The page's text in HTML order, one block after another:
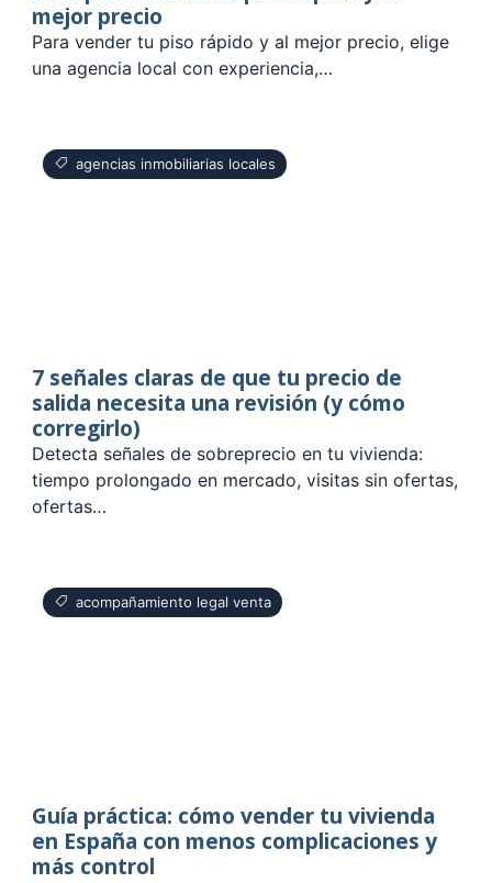
mejor precio
Para vender tu piso rápido y al mejor precio, elige
una agencia local con experiencia,…
agencias inmobiliarias locales
7 señales claras de que tu precio de
salida necesita una revisión (y cómo
corregirlo)
Detecta señales de sobreprecio en tu vivienda:
tiempo prolongado en mercado, visitas sin ofertas,
ofertas…
acompañamiento legal venta
Guía práctica: cómo vender tu vivienda
en España con menos complicaciones y
más control